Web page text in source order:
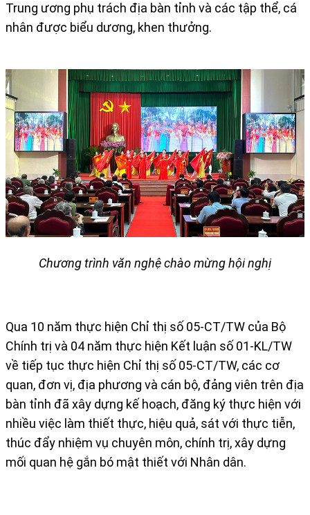
Trung ương phụ trách địa bàn tỉnh và các tập thể, cá
nhân được biểu dương, khen thưởng.
Chương trình văn nghệ chào mừng hội nghị
Qua 10 năm thực hiện Chỉ thị số 05-CT/TW của Bộ
Chính trị và 04 năm thực hiện Kết luận số 01-KL/TW
về tiếp tục thực hiện Chỉ thị số 05-CT/TW, các cơ
quan, đơn vị, địa phương và cán bộ, đảng viên trên địa
bàn tỉnh đã xây dựng kế hoạch, đăng ký thực hiện với
nhiều việc làm thiết thực, hiệu quả, sát với thực tiễn,
thúc đẩy nhiệm vụ chuyên môn, chính trị, xây dựng
mối quan hệ gắn bó mật thiết với Nhân dân.